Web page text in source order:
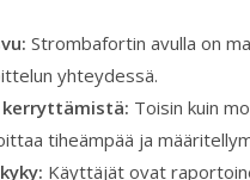
Strombafortin avulla on
yhteydessä.
kerryttämistä: Toisin kuin
tiheämpää ja
Käyttäjät ovat